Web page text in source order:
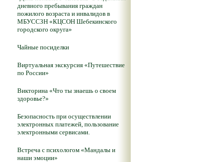
дневного пребывания граждан
пожилого возраста и инвалидов в
МБУССЗН «КЦСОН Шебекинского
городского округа»
Чайные посиделки
Виртуальная экскурсия «Путешествие
по России»
Викторина «Что ты знаешь о своем
здоровье?»
Безопасность при осуществлении
электронных платежей, пользование
электронными сервисами.
Встреча с психологом «Мандалы и
наши эмоции»